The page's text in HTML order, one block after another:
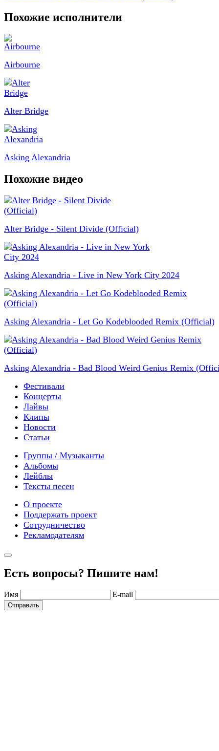
Похожие исполнители
Airbourne
Alter Bridge
Asking Alexandria
Похожие видео
Alter Bridge - Silent Divide (Official)
Asking Alexandria - Live in New York City 2024
Asking Alexandria - Let Go Kodeblooded Remix (Official)
Asking Alexandria - Bad Blood Weird Genius Remix
Фестивали
Концерты
Лайвы
Клипы
Новости
Статьи
Группы / Музыканты
Альбомы
Лейблы
Тексты песен
О проекте
Поддержать проект
Сотрудничество
Рекламодателям
Есть вопросы? Пишите нам!
Имя E-mail